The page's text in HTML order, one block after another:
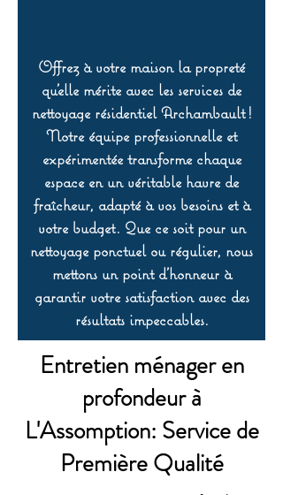
Offrez à votre maison la propreté
qu’elle mérite avec les services de
nettoyage résidentiel Archambault !
Notre équipe professionnelle et
expérimentée transforme chaque
espace en un véritable havre de
fraîcheur, adapté à vos besoins et à
votre budget. Que ce soit pour un
nettoyage ponctuel ou régulier, nous
mettons un point d’honneur à
garantir votre satisfaction avec des
résultats impeccables.
Entretien ménager en
profondeur à
L'Assomption: Service de
Première Qualité